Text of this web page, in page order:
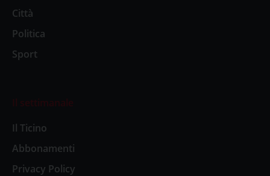
Città
Politica
Sport
Il settimanale
Il Ticino
Abbonamenti
Privacy Policy